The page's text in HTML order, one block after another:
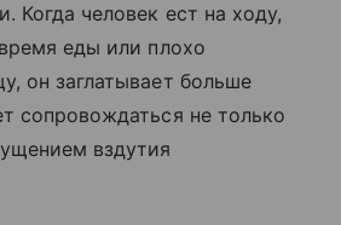
Когда человек ест на ходу,
еды или плохо
он заглатывает больше
сопровождаться не только
вздутия